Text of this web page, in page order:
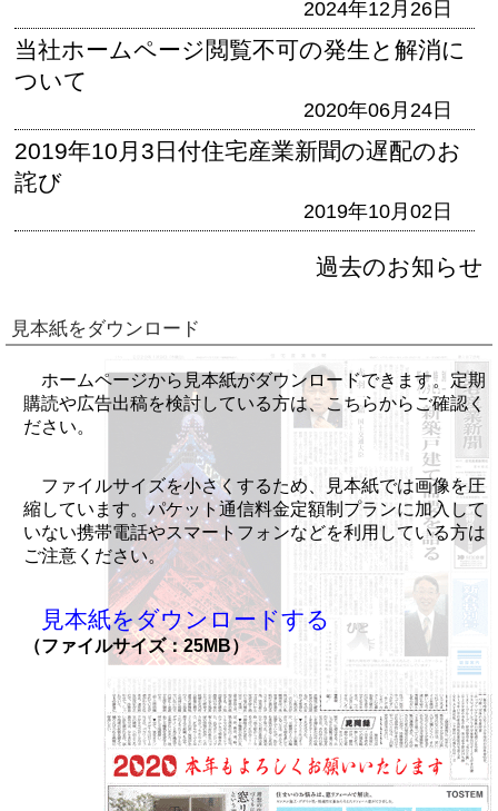
2024年12月26日
当社ホームページ閲覧不可の発生と解消に
ついて
2020年06月24日
2019年10月3日付住宅産業新聞の遅配のお
詫び
2019年10月02日
過去のお知らせ
見本紙をダウンロード
ホームページから見本紙がダウンロードできます。定期
購読や広告出稿を検討している方は、こちらからご確認く
ださい。
ファイルサイズを小さくするため、見本紙では画像を圧
縮しています。パケット通信料金定額制プランに加入して
いない携帯電話やスマートフォンなどを利用している方は
ご注意ください。
見本紙をダウンロードする
（ファイルサイズ：25MB）